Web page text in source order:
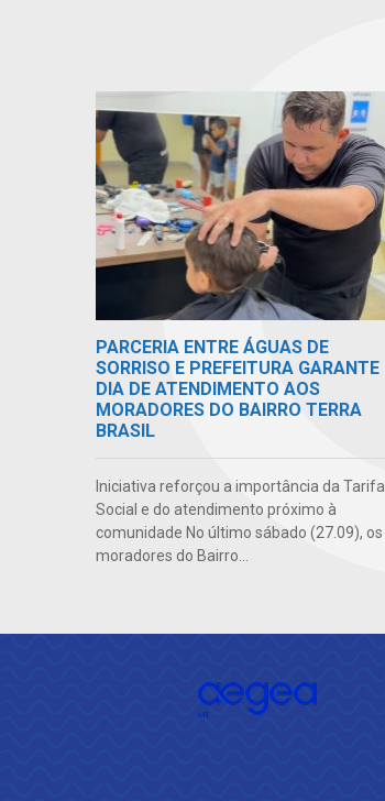
PARCERIA ENTRE ÁGUAS DE
SORRISO E PREFEITURA GARANTE
DIA DE ATENDIMENTO AOS
MORADORES DO BAIRRO TERRA
BRASIL
Iniciativa reforçou a importância da Tarifa
Social e do atendimento próximo à
comunidade No último sábado (27.09), os
moradores do Bairro...